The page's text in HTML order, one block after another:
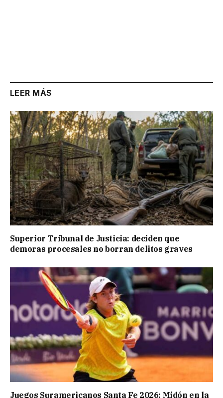
LEER MÁS
Superior Tribunal de Justicia: deciden que
demoras procesales no borran delitos graves
Juegos Suramericanos Santa Fe 2026: Midón en la